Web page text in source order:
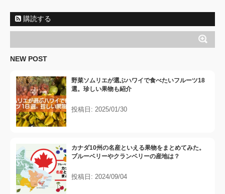
購読する
NEW POST
野菜ソムリエが選ぶハワイで食べたいフルーツ18
選。珍しい果物も紹介
投稿日: 2025/01/30
カナダ10州の名産といえる果物をまとめてみた。
ブルーベリーやクランベリーの産地は？
投稿日: 2024/09/04